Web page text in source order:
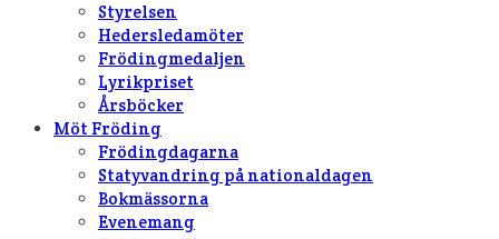
Styrelsen
Hedersledamöter
Frödingmedaljen
Lyrikpriset
Årsböcker
Möt Fröding
Frödingdagarna
Statyvandring på nationaldagen
Bokmässorna
Evenemang